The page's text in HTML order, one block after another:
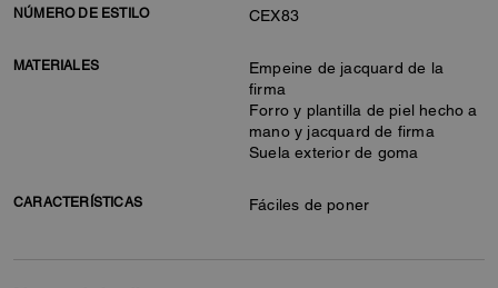
NÚMERO DE ESTILO CEX83
MATERIALES
Empeine de jacquard de la
firma
Forro y plantilla de piel hecho a
mano y jacquard de firma
Suela exterior de goma
CARACTERÍSTICAS Fáciles de poner